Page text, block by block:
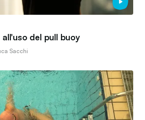
del pull buoy
Sacchi